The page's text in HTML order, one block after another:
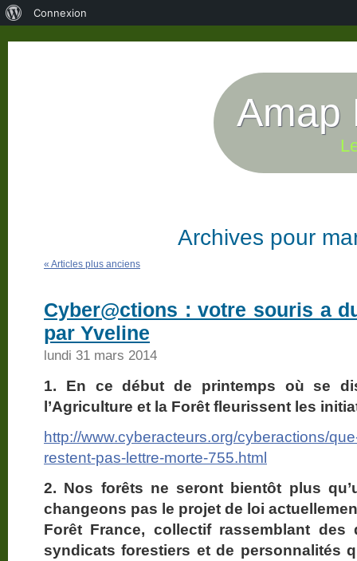
Amap
Archives pour
« Articles plus anciens
Cyber@ctions : votre souris a
par Yveline
lundi 31 mars 2014
1. En ce début de printemps où se
l’Agriculture et la Forêt fleurissent les
http://www.cyberacteurs.org/cyberactions/
restent-pas-lettre-morte-755.html
2. Nos forêts ne seront bientôt plus
changeons pas le projet de loi
Forêt France, collectif rassemblant des
syndicats forestiers et de personnalités
Connexion